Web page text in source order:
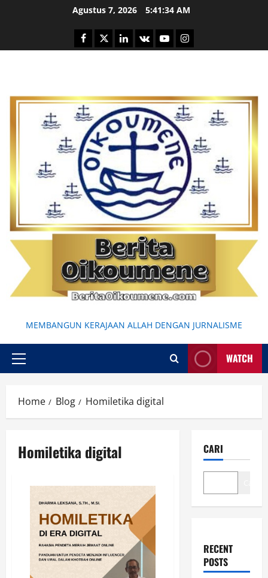
Agustus 7, 2026 5:41:35 AM
Facebook
TwitterLinkedin
VK YoutubeInstagram
MEMBANGUN KERAJAAN ALLAH DENGAN JURNALISME
Primary
WATCH
Home Blog Homiletika digital
Homiletika digital CARI
RECENT
POSTS